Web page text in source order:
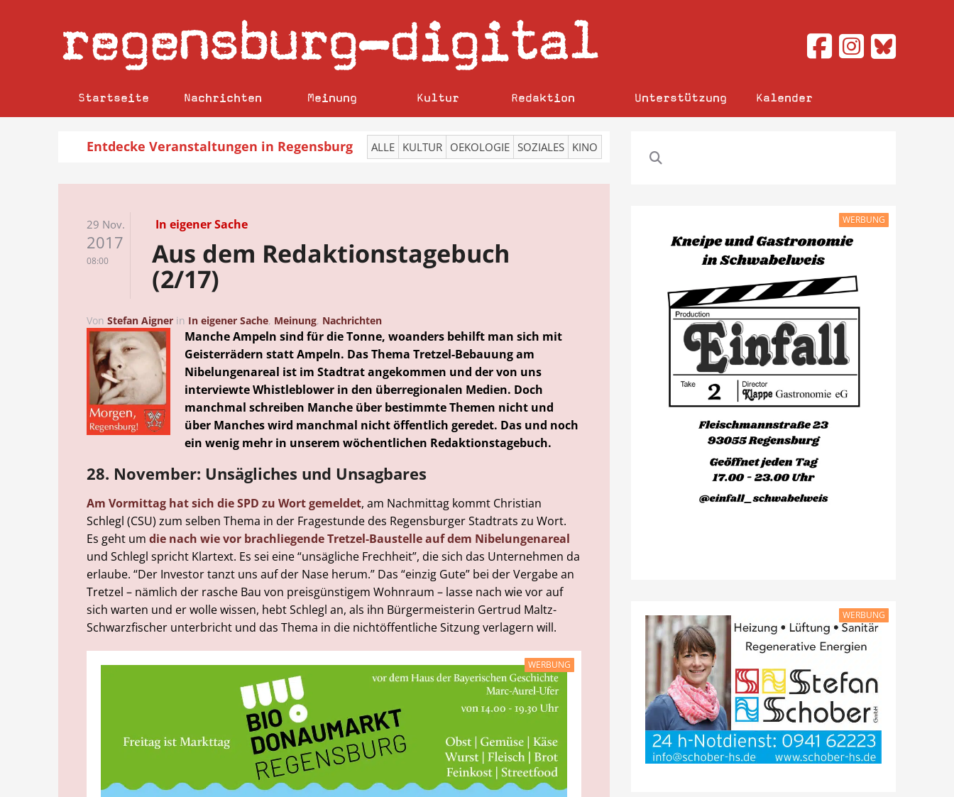
regensburg–digital
Startseite Nachrichten Meinung Kultur Redaktion Unterstützung Kalender
Entdecke Veranstaltungen in Regensburg ALLE KULTUR OEKOLOGIE SOZIALES KINO
29 Nov.
2017
08:00
In eigener Sache
Aus dem Redaktionstagebuch
(2/17)
Von Stefan Aigner in In eigener Sache, Meinung, Nachrichten
Manche Ampeln sind für die Tonne, woanders behilft man sich mit
Geisterrädern statt Ampeln. Das Thema Tretzel-Bebauung am
Nibelungenareal ist im Stadtrat angekommen und der von uns
interviewte Whistleblower in den überregionalen Medien. Doch
manchmal schreiben Manche über bestimmte Themen nicht und
über Manches wird manchmal nicht öffentlich geredet. Das und noch
ein wenig mehr in unserem wöchentlichen Redaktionstagebuch.
28. November: Unsägliches und Unsagbares
Am Vormittag hat sich die SPD zu Wort gemeldet, am Nachmittag kommt Christian
Schlegl (CSU) zum selben Thema in der Fragestunde des Regensburger Stadtrats zu Wort.
Es geht um die nach wie vor brachliegende Tretzel-Baustelle auf dem Nibelungenareal
und Schlegl spricht Klartext. Es sei eine “unsägliche Frechheit”, die sich das Unternehmen da
erlaube. “Der Investor tanzt uns auf der Nase herum.” Das “einzig Gute” bei der Vergabe an
Tretzel – nämlich der rasche Bau von preisgünstigem Wohnraum – lasse nach wie vor auf
sich warten und er wolle wissen, hebt Schlegl an, als ihn Bürgermeisterin Gertrud Maltz-
Schwarzfischer unterbricht und das Thema in die nichtöffentliche Sitzung verlagern will.
WERBUNG
WERBUNG
WERBUNG